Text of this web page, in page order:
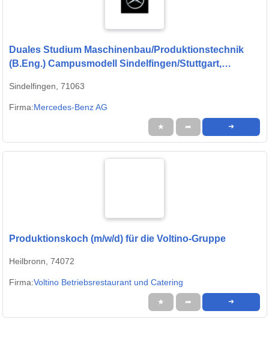
Duales Studium Maschinenbau/Produktionstechnik
(B.Eng.) Campusmodell Sindelfingen/Stuttgart,
Sindelfingen, 71063
Firma:Mercedes-Benz AG
★ ➦ ➜
Produktionskoch (m/w/d) für die Voltino-Gruppe
Heilbronn, 74072
Firma:Voltino Betriebsrestaurant und Catering
★ ➦ ➜